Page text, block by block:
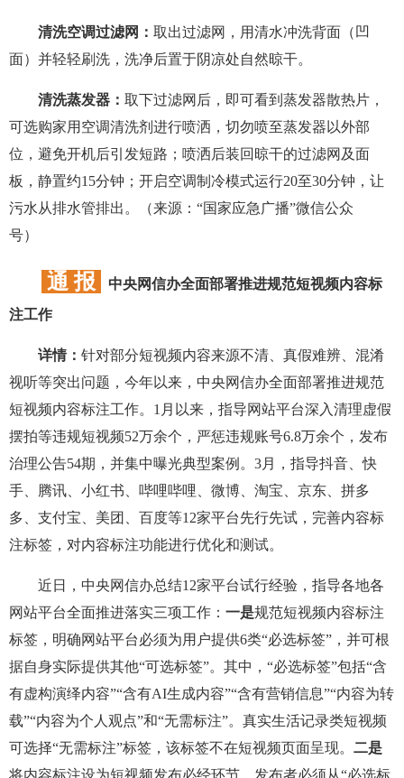
清洗空调过滤网： 取出过滤网，用清水冲洗背面（凹
面）并轻轻刷洗，洗净后置于阴凉处自然晾干。
清洗蒸发器： 取下过滤网后，即可看到蒸发器散热片，
可选购家用空调清洗剂进行喷洒，切勿喷至蒸发器以外部
位，避免开机后引发短路；喷洒后装回晾干的过滤网及面
板，静置约15分钟；开启空调制冷模式运行20至30分钟，让
污水从排水管排出。（来源：“国家应急广播”微信公众
号）
通 报
中央网信办全面部署推进规范短视频内容标
注工作
详情： 针对部分短视频内容来源不清、真假难辨、混淆
视听等突出问题，今年以来，中央网信办全面部署推进规范
短视频内容标注工作。1月以来，指导网站平台深入清理虚假
摆拍等违规短视频52万余个，严惩违规账号6.8万余个，发布
治理公告54期，并集中曝光典型案例。3月，指导抖音、快
手、腾讯、小红书、哔哩哔哩、微博、淘宝、京东、拼多
多、支付宝、美团、百度等12家平台先行先试，完善内容标
注标签，对内容标注功能进行优化和测试。
近日，中央网信办总结12家平台试行经验，指导各地各
网站平台全面推进落实三项工作： 一是规范短视频内容标注
标签，明确网站平台必须为用户提供6类“必选标签”，并可根
据自身实际提供其他“可选标签”。其中，“必选标签”包括“含
有虚构演绎内容”“含有AI生成内容”“含有营销信息”“内容为转
载”“内容为个人观点”和“无需标注”。真实生活记录类短视频
可选择“无需标注”标签，该标签不在短视频页面呈现。 二是
将内容标注设为短视频发布必经环节，发布者必须从“必选标